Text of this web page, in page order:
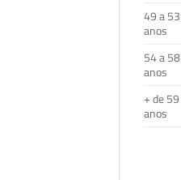
49 a 53
anos
54 a 58
anos
+ de 59
anos